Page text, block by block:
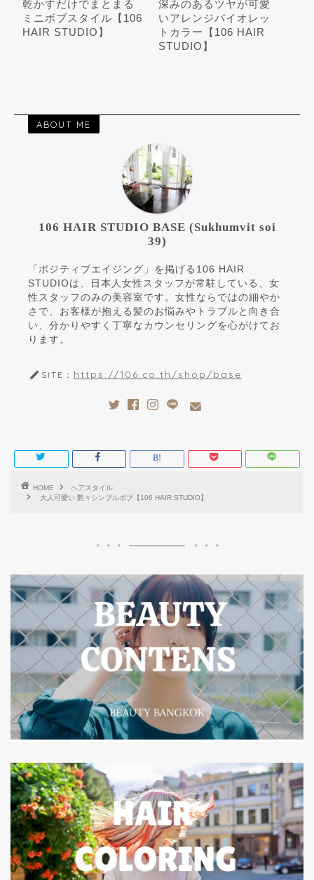
乾かすだけでまとまる
ミニボブスタイル【106
HAIR STUDIO】
深みのあるツヤが可愛
いアレンジバイオレッ
トカラー【106 HAIR
STUDIO】
ABOUT ME
106 HAIR STUDIO BASE (Sukhumvit soi
39)
「ポジティブエイジング」を掲げる106 HAIR
STUDIOは、日本人女性スタッフが常駐している、女
性スタッフのみの美容室です。女性ならではの細やか
さで、お客様が抱える髪のお悩みやトラブルと向き合
い、分かりやすく丁寧なカウンセリングを心がけてお
ります。
SITE： https://106.co.th/shop/base
HOME
ヘアスタイル
大人可愛い 艶々シンプルボブ【106 HAIR STUDIO】